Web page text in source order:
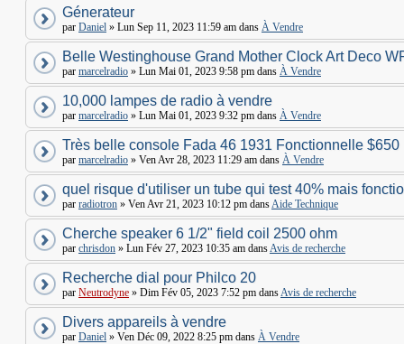
Génerateur
par Daniel » Lun Sep 11, 2023 11:59 am dans À Vendre
Belle Westinghouse Grand Mother Clock Art Deco
par marcelradio » Lun Mai 01, 2023 9:58 pm dans À Vendre
10,000 lampes de radio à vendre
par marcelradio » Lun Mai 01, 2023 9:32 pm dans À Vendre
Très belle console Fada 46 1931 Fonctionnelle $650
par marcelradio » Ven Avr 28, 2023 11:29 am dans À Vendre
quel risque d'utiliser un tube qui test 40% mais
par radiotron » Ven Avr 21, 2023 10:12 pm dansAide Technique
Cherche speaker 6 1/2" field coil 2500 ohm
par chrisdon » Lun Fév 27, 2023 10:35 am dansAvis de recherche
Recherche dial pour Philco 20
par Neutrodyne » Dim Fév 05, 2023 7:52 pm dansAvis de recherche
Divers appareils à vendre
par Daniel » Ven Déc 09, 2022 8:25 pm dans À Vendre